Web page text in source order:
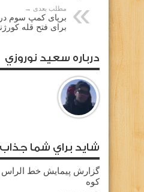
مطلب بعدی →
برای فتح قله
درباره سعيد نوروزي
شايد براي شما
گزارش پیمایش خط الراس
کوه